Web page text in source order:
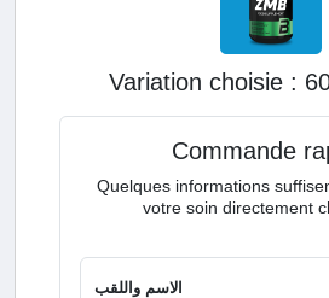
maintenir un taux optimal dans
l'utilisation de zinc organique
résultats rapides sur votre
votre performance
Variation choisie :
Commande
Quelques informations
votre soin directement
الاسم واللقب